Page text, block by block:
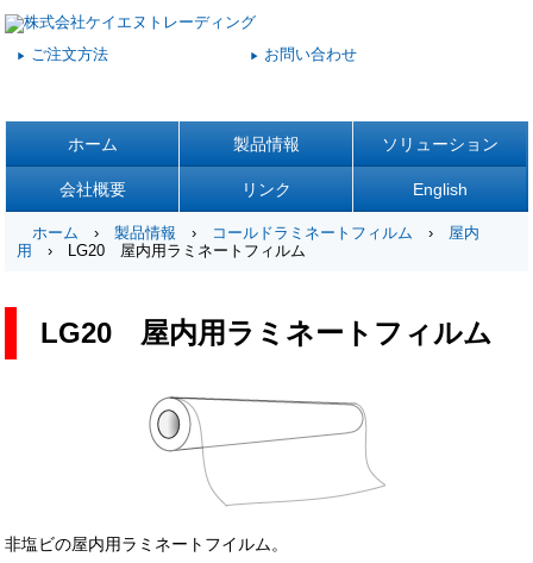
▶ ご注文方法 ▶ お問い合わせ
ホーム 製品情報 ソリューション
会社概要 リンク English
ホーム›製品情報 › コールドラミネートフィルム › 屋内
用
› LG20 屋内用ラミネートフィルム
LG20 屋内用ラミネートフィルム
非塩ビの屋内用ラミネートフイルム。